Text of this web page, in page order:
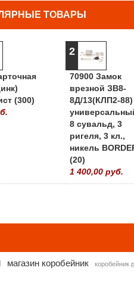
ТОВАРЫ
(300)
2
70900 Замок
врезной ЗВ8-
8Д/13(КЛП2-88)
8 сувальд, 3
ригеля, 3 кл.,
никель
(20)
1 400,00 руб.
магазин коробейник коробейник